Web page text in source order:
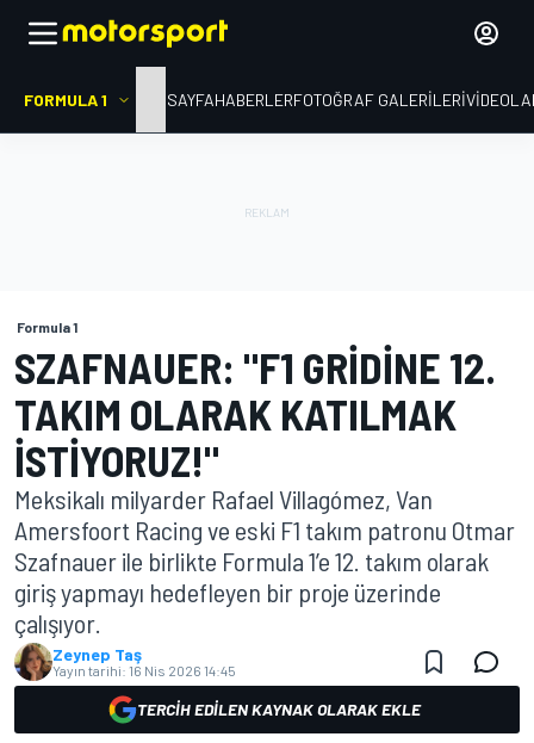
FORMULA 1 ANA SAYFAHABERLERFOTOĞRAF GALERILERI
Formula 1
SZAFNAUER: "F1 GRIDINE 12.
TAKIM OLARAK KATILMAK
ISTIYORUZ!"
Meksikalı milyarder Rafael Villagómez, Van
Amersfoort Racing ve eski F1 takım patronu Otmar
Szafnauer ile birlikte Formula 1’e 12. takım olarak
giriş yapmayı hedefleyen bir proje üzerinde
çalışıyor.
Zeynep Taş
Yayın tarihi: 16 Nis 2026 14:45
TERCIH EDILEN KAYNAK OLARAK EKLE